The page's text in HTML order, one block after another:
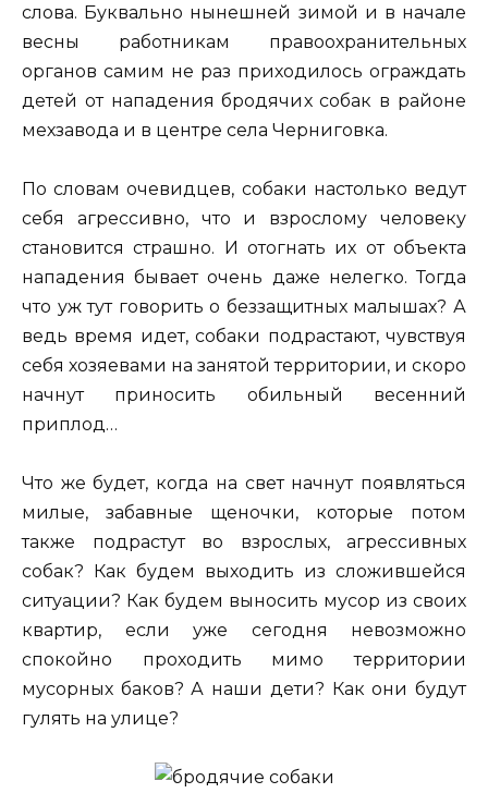
слова. Буквально нынешней зимой и в начале
весны работникам правоохранительных
органов самим не раз приходилось ограждать
детей от нападения бродячих собак в районе
мехзавода и в центре села Черниговка.
По словам очевидцев, собаки настолько ведут
себя агрессивно, что и взрослому человеку
становится страшно. И отогнать их от объекта
нападения бывает очень даже нелегко. Тогда
что уж тут говорить о беззащитных малышах? А
ведь время идет, собаки подрастают, чувствуя
себя хозяевами на занятой территории, и скоро
начнут приносить обильный весенний
приплод…
Что же будет, когда на свет начнут появляться
милые, забавные щеночки, которые потом
также подрастут во взрослых, агрессивных
собак? Как будем выходить из сложившейся
ситуации? Как будем выносить мусор из своих
квартир, если уже сегодня невозможно
спокойно проходить мимо территории
мусорных баков? А наши дети? Как они будут
гулять на улице?